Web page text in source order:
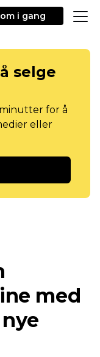
i gang
selge
for å
eller
med